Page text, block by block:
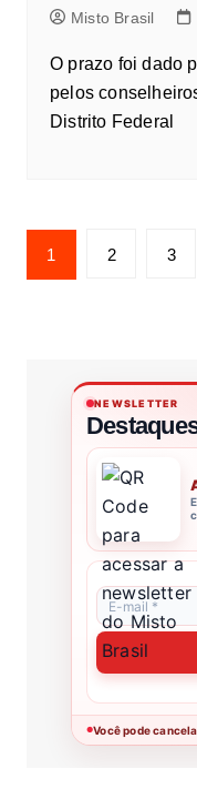
Misto Brasil
O prazo foi dado
pelos
Distrito Federal
1 2 3
NEWSLETTER
●Você pode